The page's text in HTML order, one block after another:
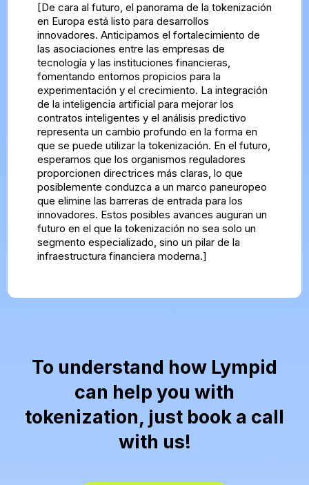
[De cara al futuro, el panorama de la tokenización
en Europa está listo para desarrollos
innovadores. Anticipamos el fortalecimiento de
las asociaciones entre las empresas de
tecnología y las instituciones financieras,
fomentando entornos propicios para la
experimentación y el crecimiento. La integración
de la inteligencia artificial para mejorar los
contratos inteligentes y el análisis predictivo
representa un cambio profundo en la forma en
que se puede utilizar la tokenización. En el futuro,
esperamos que los organismos reguladores
proporcionen directrices más claras, lo que
posiblemente conduzca a un marco paneuropeo
que elimine las barreras de entrada para los
innovadores. Estos posibles avances auguran un
futuro en el que la tokenización no sea solo un
segmento especializado, sino un pilar de la
infraestructura financiera moderna.]
To understand how Lympid
can help you with
tokenization, just book a call
with us!